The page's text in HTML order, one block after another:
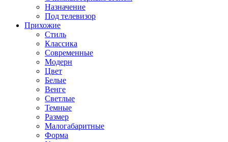
Назначение
Под телевизор
Прихожие
Стиль
Классика
Современные
Модерн
Цвет
Белые
Венге
Светлые
Темные
Размер
Малогабаритные
Форма